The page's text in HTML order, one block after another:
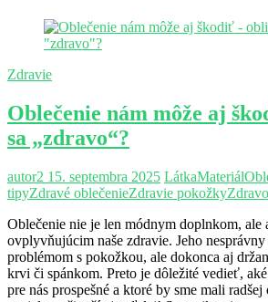
Zdravie
Oblečenie nám môže aj
sa „zdravo“?
autor2 15. septembra 2025 LátkaMateriál
tipyZdravé oblečenieZdravie pokožky
Oblečenie nie je len módnym doplnkom,
ovplyvňujúcim naše zdravie. Jeho
problémom s pokožkou, ale dokonca aj
krvi či spánkom. Preto je dôležité vedieť,
pre nás prospešné a ktoré by sme mali